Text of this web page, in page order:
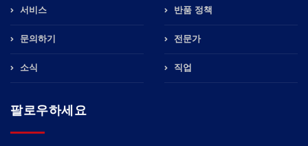
서비스
문의하기
소식
반품 정책
전문가
직업
팔로우하세요